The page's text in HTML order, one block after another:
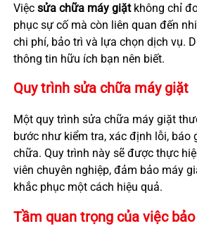
Việc sửa chữa máy giặtkhông chỉ
phục sự cố mà còn liên quan đến
chi phí, bảo trì và lựa chọn dịch vụ.
thông tin hữu ích bạn nên biết.
Quy trình sửa chữa máy giặt
Một quy trình sửa chữa máy giặt
bước như kiểm tra, xác định lỗi, báo
chữa. Quy trình này sẽ được thực
viên chuyên nghiệp, đảm bảo máy
khắc phục một cách hiệu quả.
Tầm quan trọng của việc